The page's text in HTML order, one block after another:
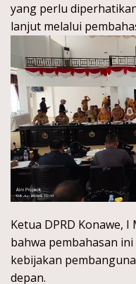
yang perlu
lanjut melalui
Ketua DPRD Konawe,
bahwa pembahasan
kebijakan
depan.